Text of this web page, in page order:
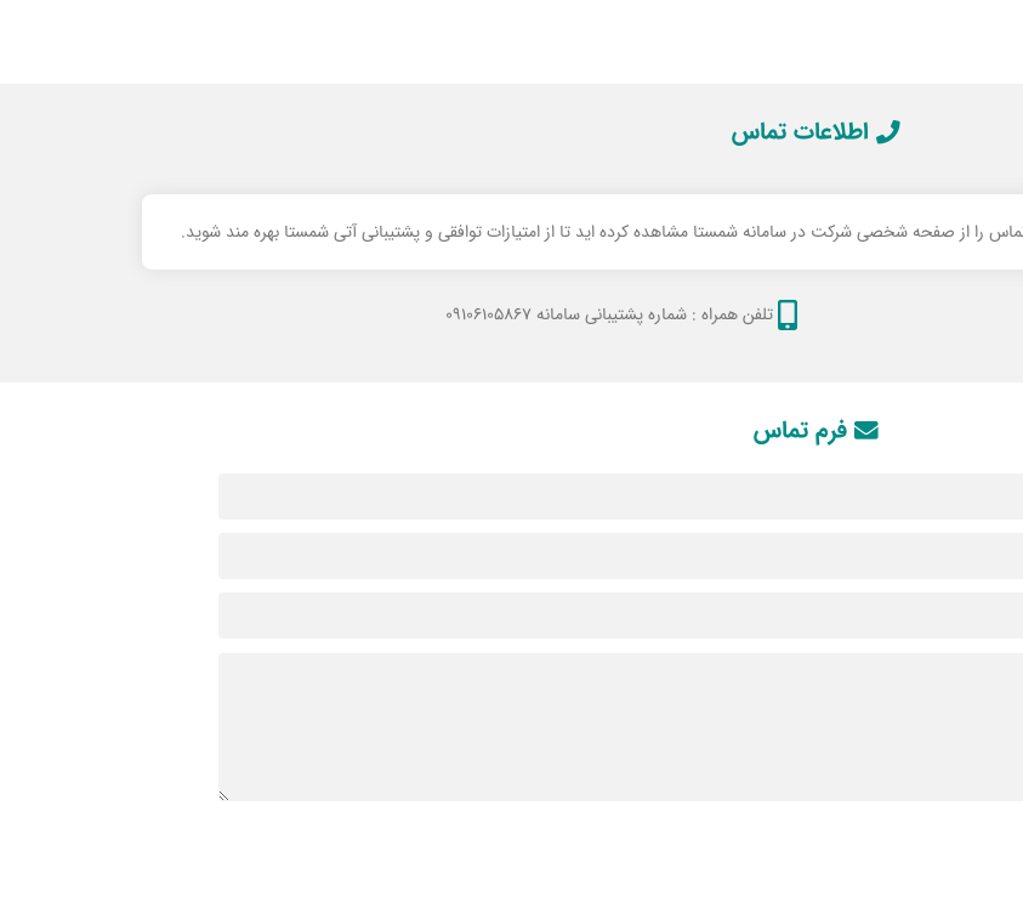
اطلاعات تماس
را از صفحه شخصی شرکت در سامانه شمستا مشاهده کرده اید تا از امتیازات توافقی و پشتیبانی آتی شمستا بهره مند شوید.
تلفن همراه : شماره پشتیبانی سامانه 09106105867
فرم تماس